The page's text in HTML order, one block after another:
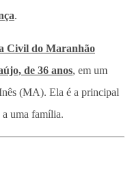
.
Civil do Maranhão
de 36 anos, em um
(MA). Ela é a principal
a uma família.